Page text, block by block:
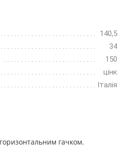
140,5
34
150
цінк
Італія
гачком.